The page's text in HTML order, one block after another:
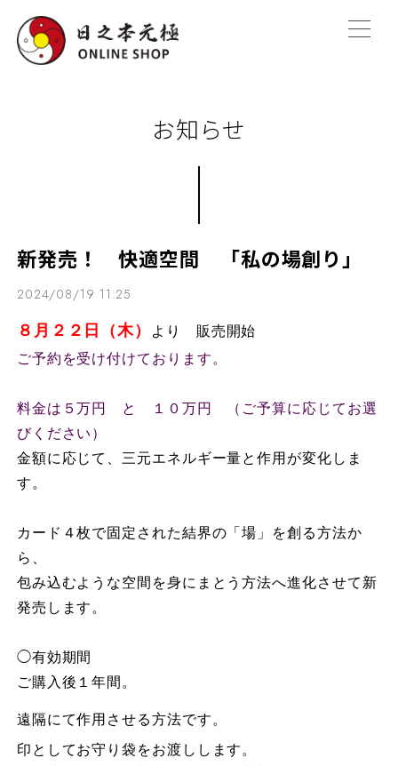
お知らせ
新発売！ 快適空間 「私の場創り」
2024/08/19 11:25
８月２２日（木）
より 販売開始
ご予約を受け付けております。
料金は５万円 と １０万円 （ご予算に応じてお選
びください）
金額に応じて、三元エネルギー量と作用が変化しま
す。
カード４枚で固定された結界の「場」を創る方法か
ら、
包み込むような空間を身にまとう方法へ進化させて新
発売します。
◯有効期間
ご購入後１年間。
遠隔にて作用させる方法です。
印としてお守り袋をお渡しします。